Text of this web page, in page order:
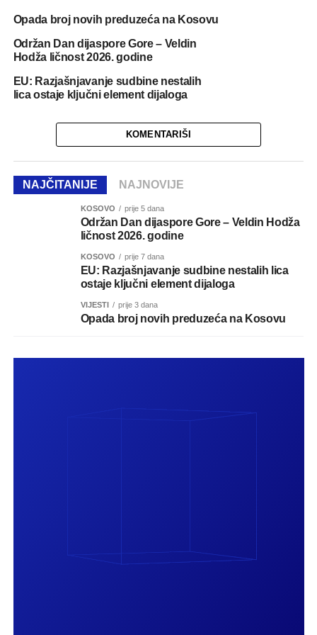
Opada broj novih preduzeća na Kosovu
Održan Dan dijaspore Gore – Veldin
Hodža ličnost 2026. godine
EU: Razjašnjavanje sudbine nestalih
lica ostaje ključni element dijaloga
KOMENTARIŠI
NAJČITANIJE NAJNOVIJE
KOSOVO prije 5 dana
Održan Dan dijaspore Gore – Veldin Hodža
ličnost 2026. godine
KOSOVO prije 7 dana
EU: Razjašnjavanje sudbine nestalih lica
ostaje ključni element dijaloga
VIJESTI prije 3 dana
Opada broj novih preduzeća na Kosovu